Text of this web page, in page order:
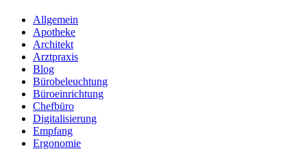
Allgemein
Apotheke
Architekt
Arztpraxis
Blog
Bürobeleuchtung
Büroeinrichtung
Chefbüro
Digitalisierung
Empfang
Ergonomie